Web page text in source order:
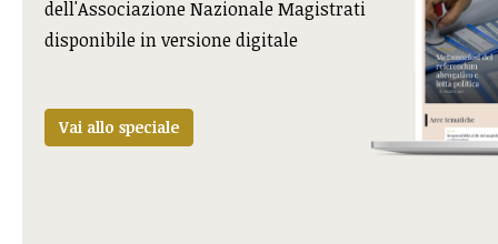
dell'Associazione Nazionale Magistrati
disponibile in versione digitale
Vai allo speciale